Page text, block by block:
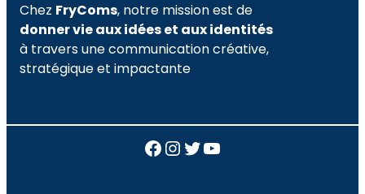
Chez FryComs, notre mission est de
donner vie aux idées et aux identités
à travers une communication créative,
stratégique et impactante
Facebook
Instagram
Twitter
YouTube